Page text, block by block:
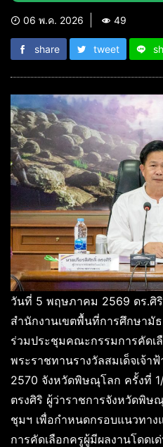
06 พ.ค. 2026 49
share tweet
วันที่ 5 พฤษภาคม 2569 ดร.ศิ
สำนักงานเขตพื้นที่การศึกษา
ร่วมประชุมคณะกรรมการคัดเ
พระราชทานรางวัลสมเด็จเจ้า
2570 จังหวัดพิษณุโลก ครั้งที่
ตรงศิริ ผู้ว่าราชการจังหวัดพิษ
ชุมฯ เพื่อกำหนดกรอบแนวทา
การคัดเลือกครูผู้มีผลงานโดด